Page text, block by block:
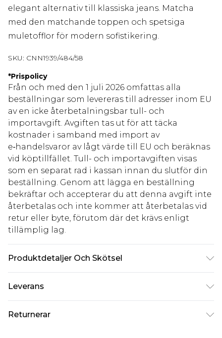
elegant alternativ till klassiska jeans. Matcha
med den matchande toppen och spetsiga
muletofflor för modern sofistikering.
SKU: CNN1939/484/58
*Prispolicy
Från och med den 1 juli 2026 omfattas alla
beställningar som levereras till adresser inom EU
av en icke återbetalningsbar tull- och
importavgift. Avgiften tas ut för att täcka
kostnader i samband med import av
e‑handelsvaror av lågt värde till EU och beräknas
vid köptillfället. Tull- och importavgiften visas
som en separat rad i kassan innan du slutför din
beställning. Genom att lägga en beställning
bekräftar och accepterar du att denna avgift inte
återbetalas och inte kommer att återbetalas vid
retur eller byte, förutom där det krävs enligt
tillämplig lag.
Produktdetaljer Och Skötsel
Leverans
Standardleverans Sverige
kr80
Returnerar